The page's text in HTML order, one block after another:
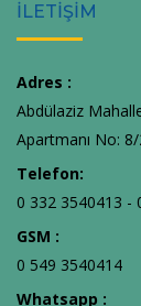
İLETİŞİM
Adres :
Abdülaziz
Apartmanı No:
Telefon:
0 332 3540413 -
GSM :
0 549 3540414
Whatsapp :